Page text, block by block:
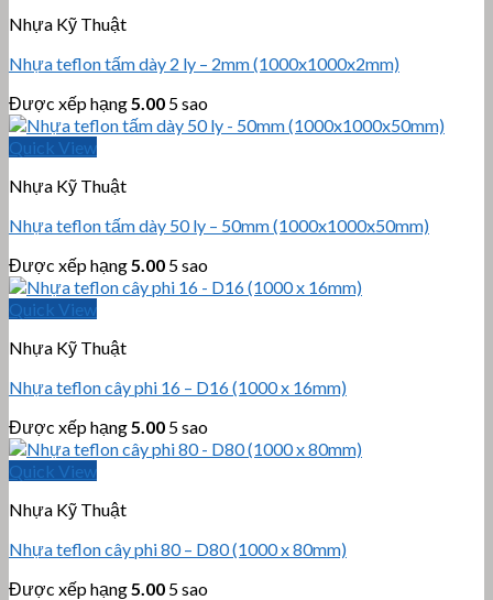
Nhựa Kỹ Thuật
Nhựa teflon tấm dày 2 ly – 2mm (1000x1000x2mm)
Được xếp hạng 5.00 5 sao
Quick View
Nhựa Kỹ Thuật
Nhựa teflon tấm dày 50 ly – 50mm (1000x1000x50mm)
Được xếp hạng 5.00 5 sao
Quick View
Nhựa Kỹ Thuật
Nhựa teflon cây phi 16 – D16 (1000 x 16mm)
Được xếp hạng 5.00 5 sao
Quick View
Nhựa Kỹ Thuật
Nhựa teflon cây phi 80 – D80 (1000 x 80mm)
Được xếp hạng 5.00 5 sao